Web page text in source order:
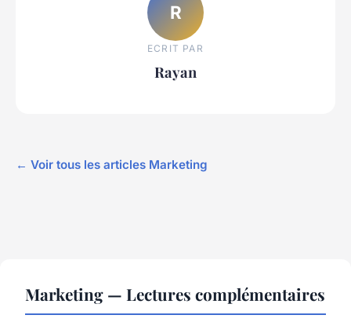
R
ECRIT PAR
Rayan
← Voir tous les articles Marketing
Marketing — Lectures complémentaires